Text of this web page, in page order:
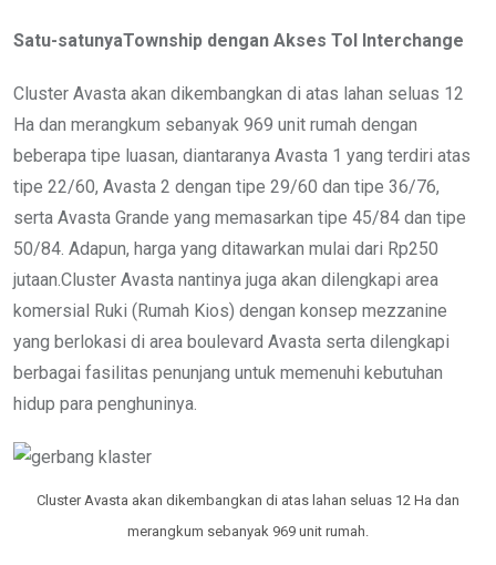
Satu-satunyaTownship dengan Akses Tol Interchange
Cluster Avasta akan dikembangkan di atas lahan seluas 12
Ha dan merangkum sebanyak 969 unit rumah dengan
beberapa tipe luasan, diantaranya Avasta 1 yang terdiri atas
tipe 22/60, Avasta 2 dengan tipe 29/60 dan tipe 36/76,
serta Avasta Grande yang memasarkan tipe 45/84 dan tipe
50/84. Adapun, harga yang ditawarkan mulai dari Rp250
jutaan.Cluster Avasta nantinya juga akan dilengkapi area
komersial Ruki (Rumah Kios) dengan konsep mezzanine
yang berlokasi di area boulevard Avasta serta dilengkapi
berbagai fasilitas penunjang untuk memenuhi kebutuhan
hidup para penghuninya.
Cluster Avasta akan dikembangkan di atas lahan seluas 12 Ha dan
merangkum sebanyak 969 unit rumah.